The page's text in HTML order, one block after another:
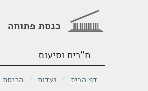
כנסת פתוחה
ח"כים וסיעות
דף הבית / ועדות / הכנסת